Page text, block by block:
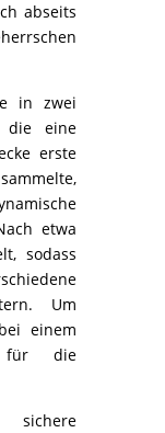
abseits
in zwei
die eine
erste
etwa
sodass
Um
einem
für die
sichere